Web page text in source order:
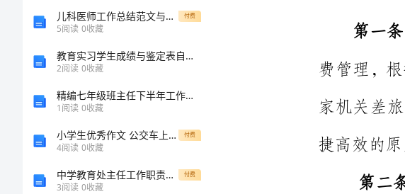
儿科医师工作总结范文与计划 付费
5阅读 0收藏
教育实习学生成绩与鉴定表自我鉴定_1
2阅读 0收藏
精编七年级班主任下半年工作参考计划范文
1阅读 0收藏
小学生优秀作文 公交车上的一幕 付费
4阅读 0收藏
中学教育处主任工作职责范文 付费
3阅读 0收藏
第二条
“各单位”）。